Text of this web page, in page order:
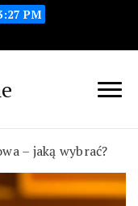
PM
– jaką wybrać?